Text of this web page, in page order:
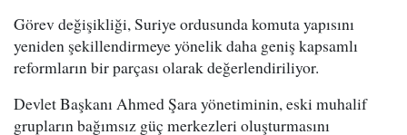
Görev değişikliği, Suriye ordusunda komuta yapısını
yeniden şekillendirmeye yönelik daha geniş kapsamlı
reformların bir parçası olarak değerlendiriliyor.
Devlet Başkanı Ahmed Şara yönetiminin, eski muhalif
grupların bağımsız güç merkezleri oluşturmasını